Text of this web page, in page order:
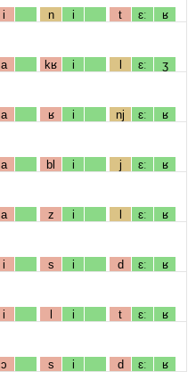
i n i t ɛː ʁ
a kʁ i l ɛː ʒ
a ʁ i nj ɛː ʁ
a bl i j ɛː ʁ
a z i l ɛː ʁ
i s i d ɛː ʁ
i l i t ɛː ʁ
ɔ s i d ɛː ʁ